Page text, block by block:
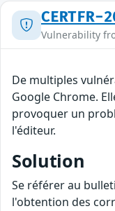
Vulnerability
De multiples
Google Chrome.
provoquer un
l'éditeur.
Solution
Se référer au
l'obtention des